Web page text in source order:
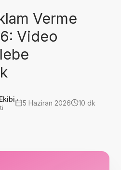
Verme
Video
5 Haziran 2026 10 dk